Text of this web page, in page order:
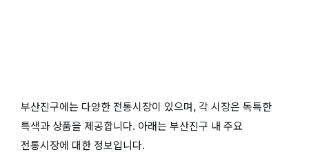
부산진구에는 다양한 전통시장이 있으며, 각 시장은 독특한
특색과 상품을 제공합니다. 아래는 부산진구 내 주요
전통시장에 대한 정보입니다.